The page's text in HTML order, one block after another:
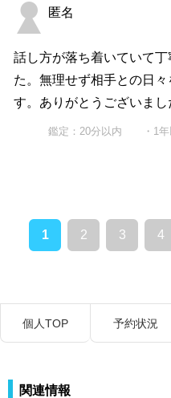
匿名
話し方が落ち着いていて
た。無理せず相手との日
す。ありがとうございまし
鑑定：20分以内 ・1年
1 2 3 4
個人TOP 予約状況
関連情報